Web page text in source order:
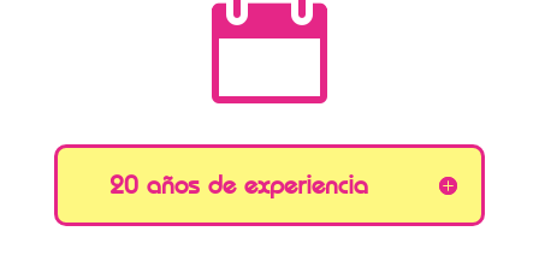

20 años de experiencia